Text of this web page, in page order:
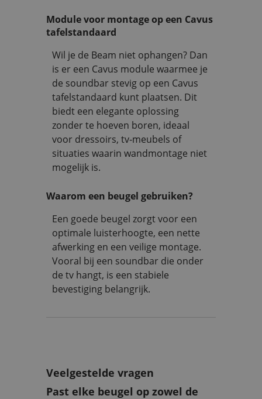
Module voor montage op een Cavus
tafelstandaard
Wil je de Beam niet ophangen? Dan
is er een Cavus module waarmee je
de soundbar stevig op een Cavus
tafelstandaard kunt plaatsen. Dit
biedt een elegante oplossing
zonder te hoeven boren, ideaal
voor dressoirs, tv‑meubels of
situaties waarin wandmontage niet
mogelijk is.
Waarom een beugel gebruiken?
Een goede beugel zorgt voor een
optimale luisterhoogte, een nette
afwerking en een veilige montage.
Vooral bij een soundbar die onder
de tv hangt, is een stabiele
bevestiging belangrijk.
Veelgestelde vragen
Past elke beugel op zowel de